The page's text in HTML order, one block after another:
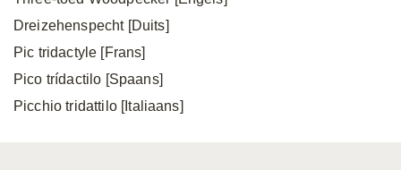
Dreizehenspecht [Duits]
Pic tridactyle [Frans]
Pico trídactilo [Spaans]
Picchio tridattilo [Italiaans]